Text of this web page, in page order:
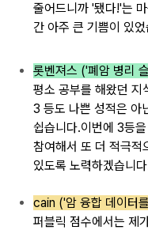
줄어드니까 '됐다!'는
간 아주 큰 기쁨이 있
롯벤져스 ('폐암 병리
평소 공부를 해왔던 지
3 등도 나쁜 성적은 아
쉽습니다.이번에 3등
참여해서 또 더 적극적
있도록 노력하겠습니
cain ('암 융합 데이터
퍼블릭 점수에서는 제